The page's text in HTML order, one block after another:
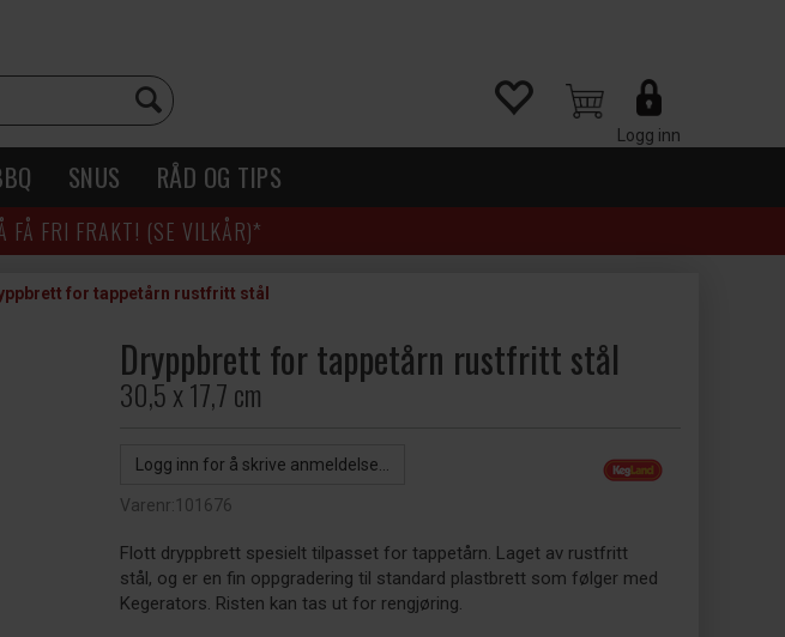
Logg inn
SNUS RÅD OG TIPS
FÅ FRI FRAKT! (SE VILKÅR)*
for tappetårn rustfritt stål
Dryppbrett for tappetårn rustfritt stål
30,5 x 17,7 cm
Logg inn for å skrive anmeldelse...
Varenr:101676
Flott dryppbrett spesielt tilpasset for tappetårn. Laget av rustfritt
stål, og er en fin oppgradering til standard plastbrett som følger med
Kegerators. Risten kan tas ut for rengjøring.